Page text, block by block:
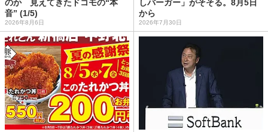
のか 見えてきたドコモの“本
音” (1/5)
2026年8月6日
しバーガー」がそそる。8月5日
から
2026年7月30日